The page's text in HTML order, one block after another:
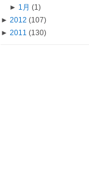
► 1月 (1)
► 2012 (107)
► 2011 (130)